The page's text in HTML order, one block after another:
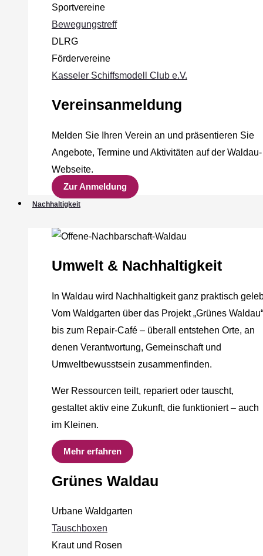
Sportvereine
Bewegungstreff
DLRG
Fördervereine
Kasseler Schiffsmodell Club e.V.
Vereinsanmeldung
Melden Sie Ihren Verein an und präsentieren Sie
Angebote, Termine und Aktivitäten auf der Waldau-
Webseite.
Zur Anmeldung
Nachhaltigkeit
Umwelt & Nachhaltigkeit
In Waldau wird Nachhaltigkeit ganz praktisch
Vom Waldgarten über das Projekt „Grünes Waldau“
bis zum Repair-Café – überall entstehen Orte, an
denen Verantwortung, Gemeinschaft und
Umweltbewusstsein zusammenfinden.
Wer Ressourcen teilt, repariert oder tauscht,
gestaltet aktiv eine Zukunft, die funktioniert – auch
im Kleinen.
Mehr erfahren
Grünes Waldau
Urbane Waldgarten
Tauschboxen
Kraut und Rosen